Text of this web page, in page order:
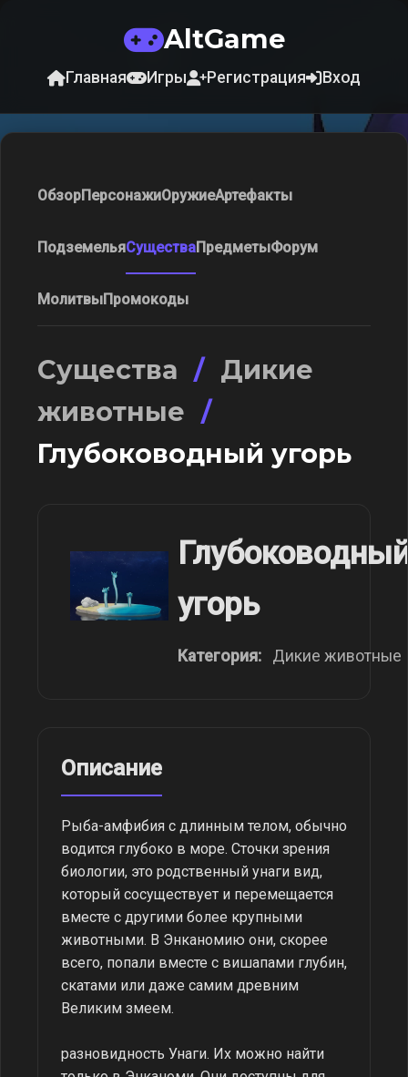
AltGame
Главная Игры Регистрация Вход
ОбзорПерсонажиОружиеАртефакты
ПодземельяСуществаПредметыФорум
МолитвыПромокоды
Существа / Дикие
животные /
Глубоководный угорь
угорь
Категория: Дикие животные
Описание
Рыба-амфибия с длинным телом, обычно
водится глубоко в море. Сточки зрения
биологии, это родственный унаги вид,
который сосуществует и перемещается
вместе с другими более крупными
животными. В Энканомию они, скорее
всего, попали вместе с вишапами глубин,
скатами или даже самим древним
Великим змеем.
разновидность Унаги. Их можно найти